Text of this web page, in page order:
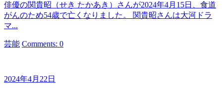
俳優の関貴昭（せき たかあき）さんが2024年4月15日、食道
がんのため54歳で亡くなりました。 関貴昭さんは大河ドラ
マ...
カ
リ
ー
芸能 Comments: 0
2024年4月22日